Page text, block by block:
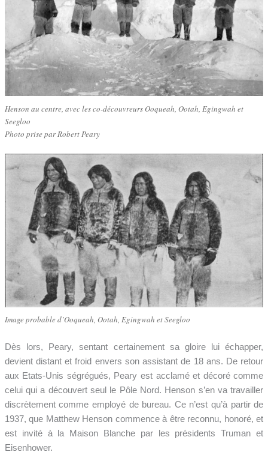
Henson au centre, avec les co-découvreurs Ooqueah, Ootah, Egingwah et
Seegloo
Photo prise par Robert Peary
Image probable d’Ooqueah, Ootah, Egingwah et Seegloo
Dès lors, Peary, sentant certainement sa gloire lui échapper,
devient distant et froid envers son assistant de 18 ans. De retour
aux Etats-Unis ségrégués, Peary est acclamé et décoré comme
celui qui a découvert seul le Pôle Nord. Henson s’en va travailler
discrètement comme employé de bureau. Ce n’est qu’à partir de
1937, que Matthew Henson commence à être reconnu, honoré, et
est invité à la Maison Blanche par les présidents Truman et
Eisenhower.